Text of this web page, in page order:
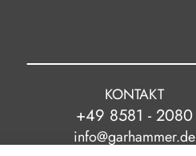
KONTAKT
+49 8581 - 2080
info@garhammer.de